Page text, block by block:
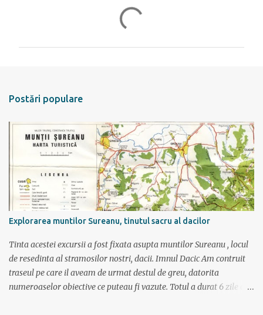
r
Postări populare
Explorarea muntilor Sureanu, tinutul sacru al dacilor
Tinta acestei excursii a fost fixata asupta muntilor Sureanu , locul
de resedinta al stramosilor nostri, dacii. Imnul Dacic Am contruit
traseul pe care il aveam de urmat destul de greu, datorita
numeroaselor obiective ce puteau fi vazute. Totul a durat 6 zile ca